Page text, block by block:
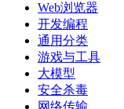
Web浏览器
开发编程
通用分类
游戏与工具
大模型
安全杀毒